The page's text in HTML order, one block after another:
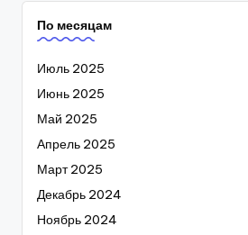
По месяцам
Июль 2025
Июнь 2025
Май 2025
Апрель 2025
Март 2025
Декабрь 2024
Ноябрь 2024